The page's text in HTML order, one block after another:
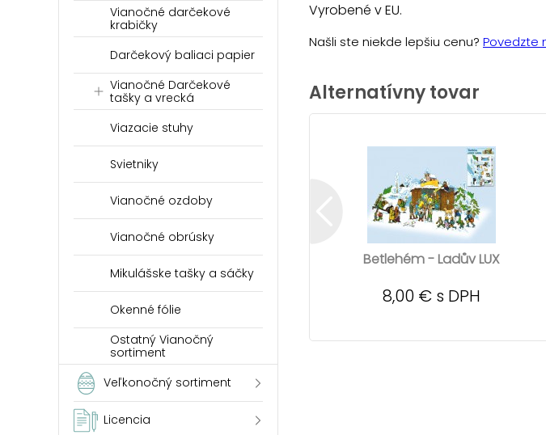
Vianočné darčekové
krabičky
Darčekový baliaci papier
Vianočné Darčekové
tašky a vrecká
Viazacie stuhy
Svietniky
Vianočné ozdoby
Vianočné obrúsky
Mikulášske tašky a sáčky
Okenné fólie
Ostatný Vianočný
sortiment
Veľkonočný sortiment
Licencia
Vyrobené v EU.
Našli ste niekde lepšiu cenu? Povedzte
Alternatívny tovar
Betlehém - Ladův LUX
8,00 € s DPH